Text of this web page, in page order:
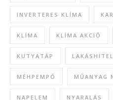
INVERTERES KLÍMA
KLÍMA KLÍMA AKCIÓ
KUTYATÁP LAKÁSHITEL
MÉHPEMPŐ MŰANYAG
NAPELEM NYARALÁS